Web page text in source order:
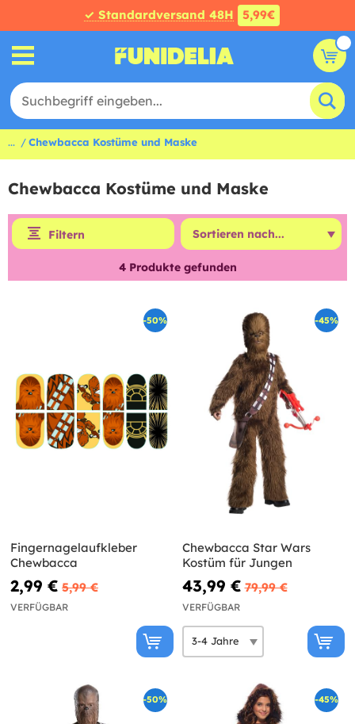
✓ Standardversand 48H 5,99€
... Chewbacca Kostüme und Maske
Chewbacca Kostüme und Maske
Filtern
4Produkte gefunden
-50%
Fingernagelaufkleber
Chewbacca
2,99 € 5,99 €
VERFÜGBAR
-45%
Chewbacca Star Wars
Kostüm für Jungen
43,99 € 79,99 €
VERFÜGBAR
-50% -45%